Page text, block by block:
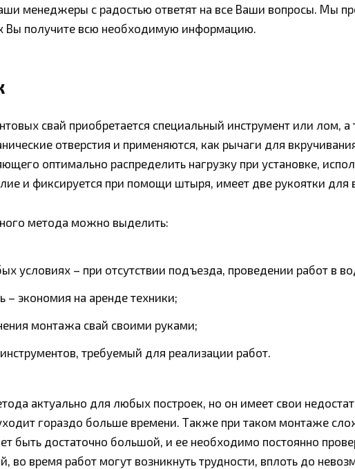
менеджеры с радостью ответят на все Ваши вопросы. Мы
Вы получите всю необходимую информацию.
свай приобретается специальный инструмент или лом,
отверстия и применяются, как рычаги для
оптимально распределить нагрузку при установке,
и фиксируется при помощи штыря, имеет две рукоятки для
метода можно выделить:
условиях – при отсутствии подъезда, проведении работ в
– экономия на аренде техники;
монтажа свай своими руками;
требуемый для реализации работ.
актуально для любых построек, но он имеет свои
гораздо больше времени. Также при таком монтаже
быть достаточно большой, и ее необходимо постоянно
во время работ могут возникнуть трудности, вплоть до